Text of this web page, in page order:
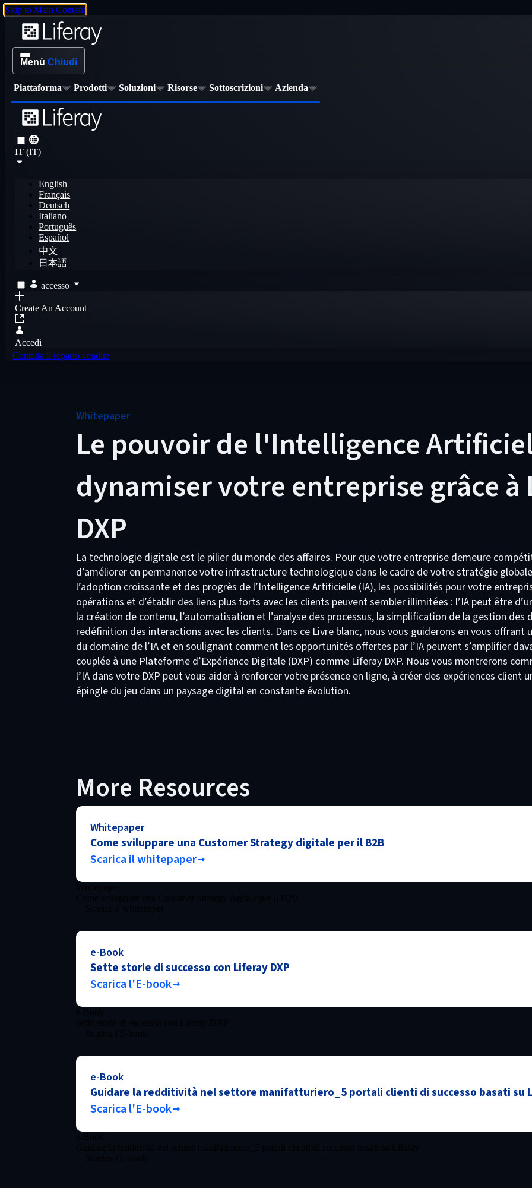
Skip to Main Content
Menù Chiudi
Piattaforma Prodotti Soluzioni Risorse Sottoscrizioni Azienda
IT (IT)
English
Français
Deutsch
Italiano
Português
Español
中文
日本語
accesso
Create An Account
Accedi
Contatta il reparto vendite
Whitepaper
Le pouvoir de l'Intelligence
dynamiser votre entreprise grâce à
DXP
La technologie digitale est le pilier du monde des affaires. Pour que votre entreprise demeure
d’améliorer en permanence votre infrastructure technologique dans le cadre de votre stratégie
l’adoption croissante et des progrès de l’Intelligence Artificielle (IA), les possibilités pour votre
opérations et d’établir des liens plus forts avec les clients peuvent sembler illimitées : l’IA peut être
la création de contenu, l’automatisation et l’analyse des processus, la simplification de la gestion des
redéfinition des interactions avec les clients. Dans ce Livre blanc, nous vous guiderons en vous offrant
du domaine de l’IA et en soulignant comment les opportunités offertes par l’IA peuvent s’amplifier
couplée à une Plateforme d’Expérience Digitale (DXP) comme Liferay DXP. Nous vous montrerons
l’IA dans votre DXP peut vous aider à renforcer votre présence en ligne, à créer des expériences client
épingle du jeu dans un paysage digital en constante évolution.
More Resources
Whitepaper
Come sviluppare una Customer Strategy digitale per il B2B
Scarica il whitepaper
e-Book
Sette storie di successo con Liferay DXP
Scarica l'E-book
e-Book
Guidare la redditività nel settore manifatturiero_5 portali clienti di successo basati su
Scarica l'E-book